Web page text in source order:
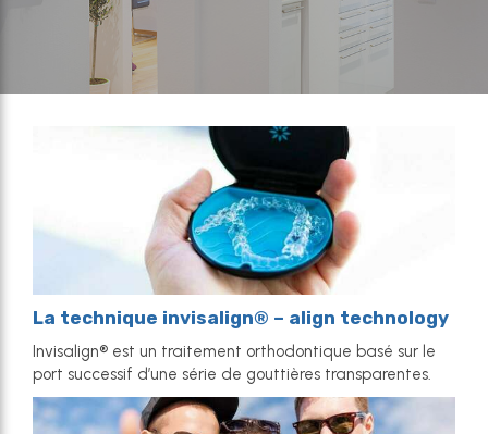
La technique invisalign® – align technology
Invisalign® est un traitement orthodontique basé sur le
port successif d’une série de gouttières transparentes.